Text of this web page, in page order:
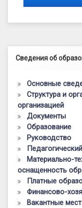
Левый
Сведения об
Основные
Структура и
организацией
Документы
Образование
Руководство
Материально-
оснащенность
Платные
Финансово-
Вакантные